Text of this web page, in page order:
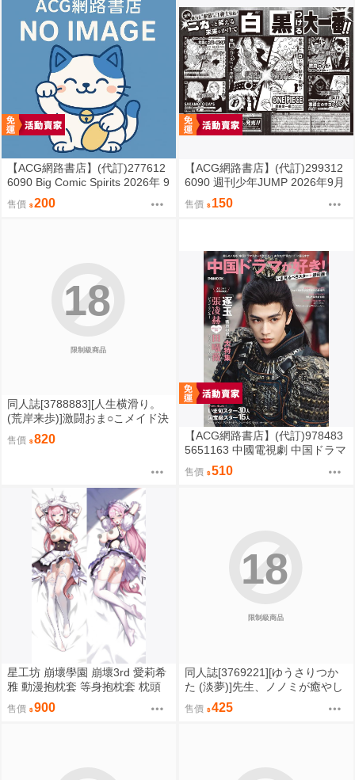
【ACG網路書店】(代訂)277612
6090 Big Comic Spirits 2026年 9
月7日號
售價 200
【ACG網路書店】(代訂)299312
6090 週刊少年JUMP 2026年9月
7日號 NO.39
售價 150
限制級商品
18
同人誌[3788883][人生横滑り。
(荒岸来歩)]激闘おま○こメイド決
定戦 (其他)
售價 820
【ACG網路書店】(代訂)978483
5651163 中國電視劇 中国ドラマ
が好き！いま見るべきスター最
前線 封面:張凌赫
售價 510
星工坊 崩壞學園 崩壞3rd 愛莉希
雅 動漫抱枕套 等身抱枕套 枕頭
售價 900
限制級商品
18
同人誌[3769221][ゆうさりつか
た (淡夢)]先生、ノノミが癒やし
てあげますね (蔚藍檔案)
售價 425